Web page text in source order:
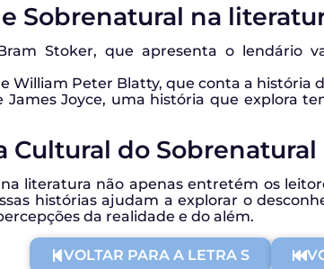
Sobrenatural na
Stoker, que apresenta o lendário
William Peter Blatty, que conta a história
James Joyce, uma história que explora
Cultural do
literatura não apenas entretém os
histórias ajudam a explorar o
da realidade e do além.
VOLTAR PARA A LETRA S